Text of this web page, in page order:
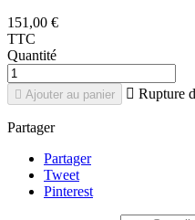
151,00 €
TTC
Quantité
 Ajouter au panier  Rupture
Partager
Partager
Tweet
Pinterest